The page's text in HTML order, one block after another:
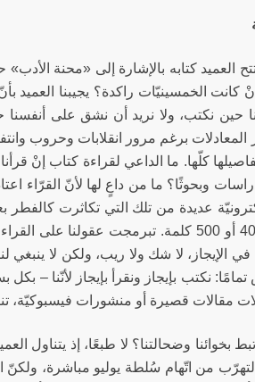
العميد كتابه بالإشارة إلى «محنة
إنْ كانت الخمسينيّات راكدة؟ يجيبنا
حين نكتب، ولا نريد أن نشق على أنفسنا
المعادلات برغم مرور انقلابات وحروب
كلّها. ما الداعي لقراءة كتاب إنْ
وبحوثًا؟ ما من داعٍ لها لأنّ القرّاء
أو أصالتها) عدم تجاوز 400 أو 500 كلمة.
في الإيجاز، لا شك ولا ريب، ولكن لا ينبغي
نكتب بإيجاز ونقرأ بإيجاز لأنّنا –
مقالات قصيرة أو منشورات فيسبوكيّة،
بخوائنا وضحالتنا؟ لا طبعًا، إذ يتناول
من اتّهام سُلطة يوليو مباشرة، ولكنّ